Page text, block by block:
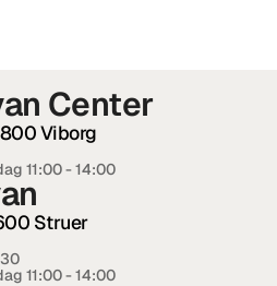
Center
Viborg
11:00 - 14:00
Struer
11:00 - 14:00